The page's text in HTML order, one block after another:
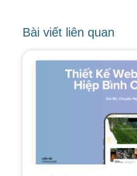
Bài viết liên quan